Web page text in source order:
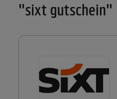
"sixt gutschein"